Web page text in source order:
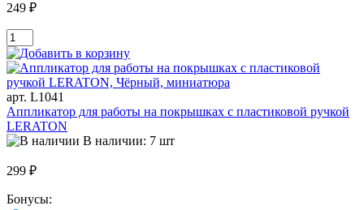
249 ₽
арт. L1041
Аппликатор для работы на покрышках с пластиковой ручкой
LERATON
В наличии: 7 шт
299 ₽
Бонусы: